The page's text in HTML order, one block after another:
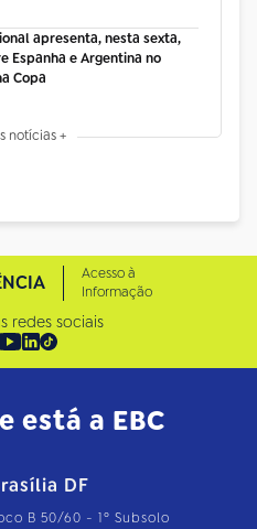
apresenta, nesta sexta,
Espanha e Argentina no
Copa
notícias +
Acesso à
Informação
redes sociais
está a EBC
DF
B 50/60 - 1º Subsolo